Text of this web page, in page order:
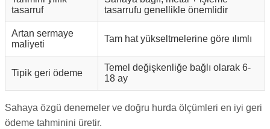
tasarruf
tasarrufu genellikle önemlidir
Artan sermaye
maliyeti
Tam hat yükseltmelerine göre ılımlı
Tipik geri ödeme
Temel değişkenliğe bağlı olarak 6-
18 ay
Sahaya özgü denemeler ve doğru hurda ölçümleri en iyi geri
ödeme tahminini üretir.